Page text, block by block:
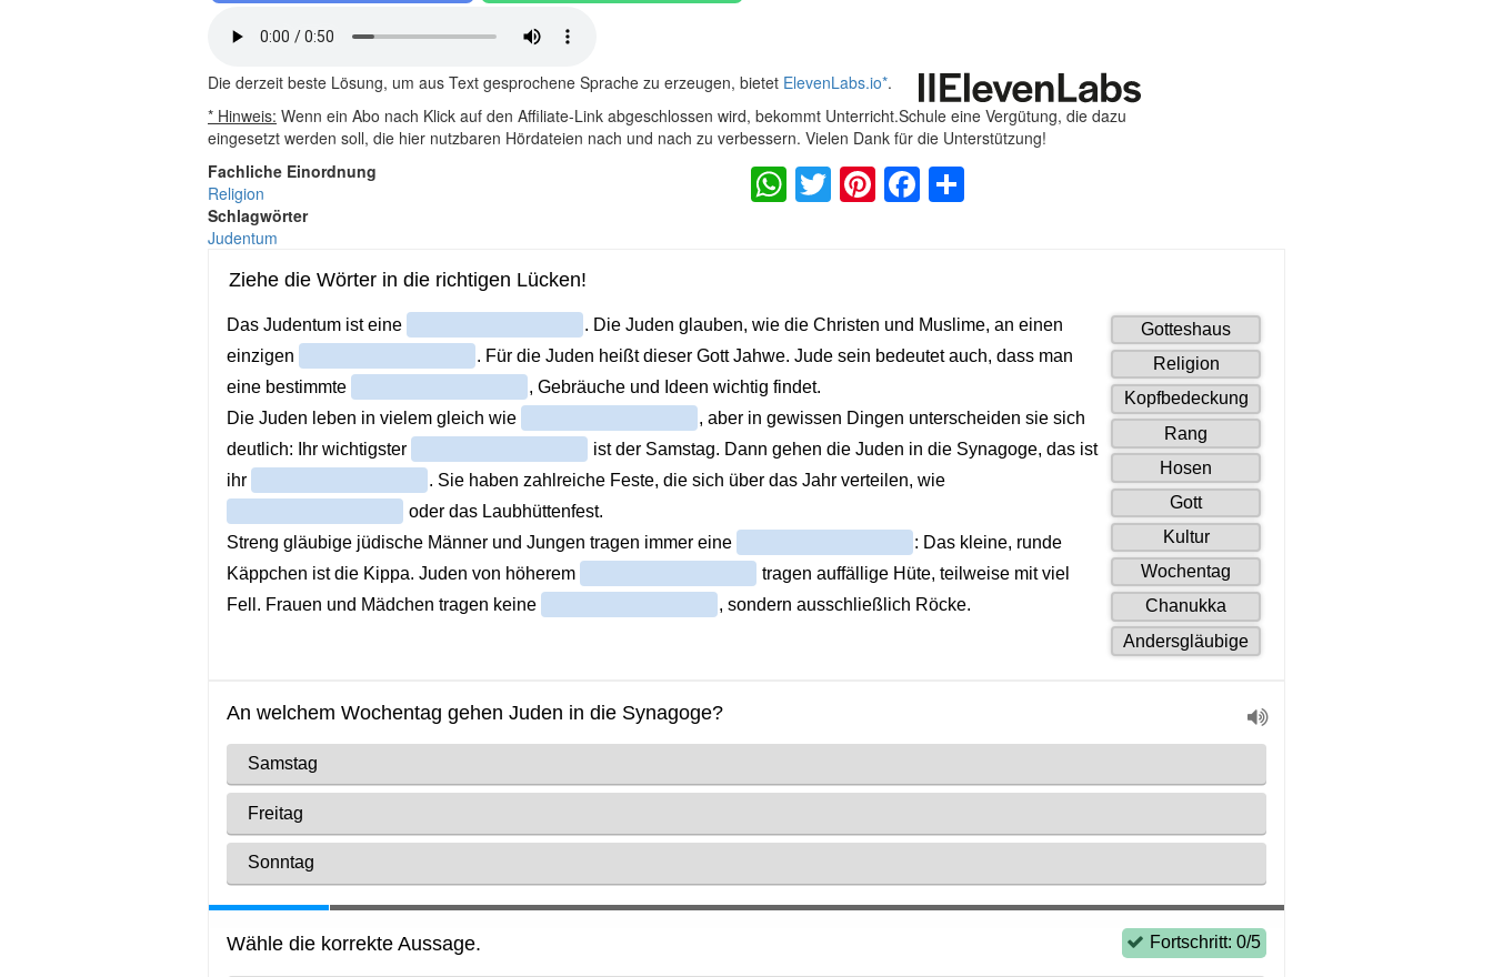
Die derzeit beste Lösung, um aus Text gesprochene Sprache zu erzeugen, bietet ElevenLabs.io*.
* Hinweis: Wenn ein Abo nach Klick auf den Affiliate-Link abgeschlossen wird, bekommt Unterricht.Schule eine Vergütung, die dazu
eingesetzt werden soll, die hier nutzbaren Hördateien nach und nach zu verbessern. Vielen Dank für die Unterstützung!
Fachliche Einordnung
Religion
Schlagwörter
Judentum
WhatsApp
Twitter
Pinterest
Facebook